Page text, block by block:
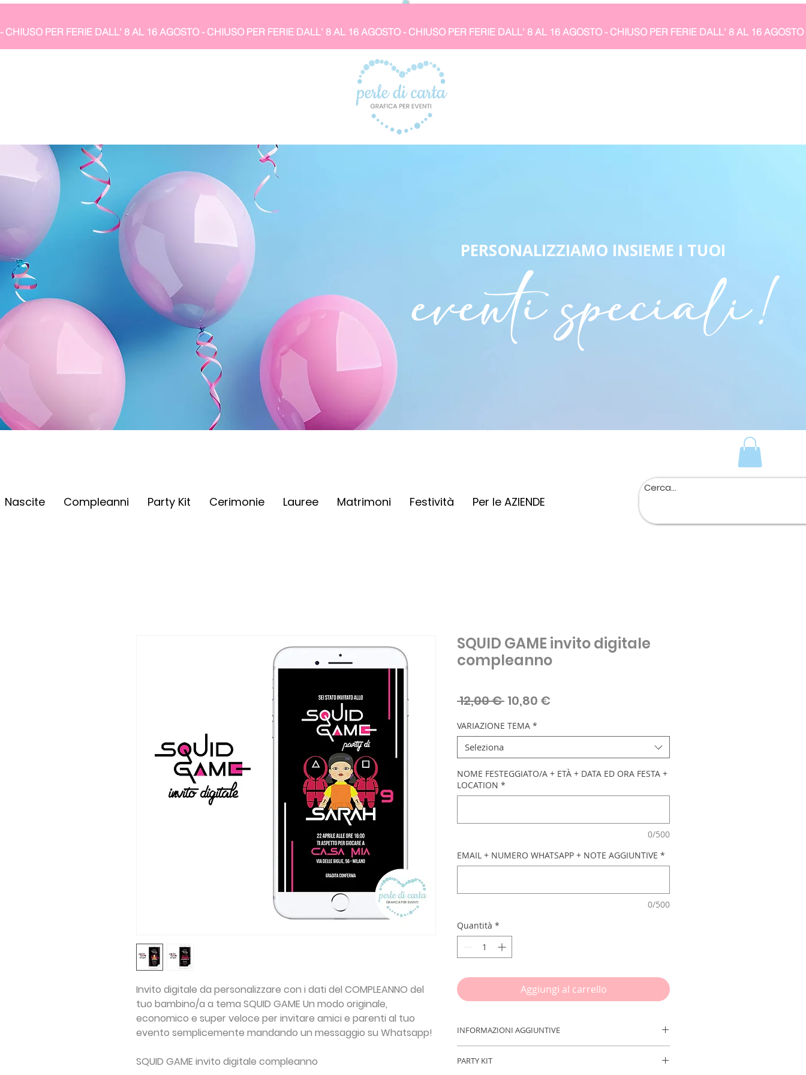
- CHIUSO PER FERIE DALL' 8 AL 16 AGOSTO
PERSONALIZZIAMO INSIEME I TUOI
eventi speciali!
Nascite Compleanni Party Kit Cerimonie Lauree Matrimoni Festività Per le AZIENDE
Invito digitale da personalizzare con i dati del COMPLEANNO del
tuo bambino/a a tema SQUID GAME Un modo originale,
economico e super veloce per invitare amici e parenti al tuo
evento semplicemente mandando un messaggio su Whatsapp!
SQUID GAME invito digitale compleanno
SQUID GAME invito digitale
compleanno
12,00 € Prezzo
10,80 €
VARIAZIONE TEMA *
Seleziona
NOME FESTEGGIATO/A + ETÀ + DATA ED ORA FESTA +
LOCATION *
0/500
EMAIL + NUMERO WHATSAPP + NOTE AGGIUNTIVE *
0/500
Quantità *
Aggiungi al carrello
INFORMAZIONI AGGIUNTIVE
procedere con l'ordine:
NOME FESTEGGIATO/A - ETÀ
PARTY KIT